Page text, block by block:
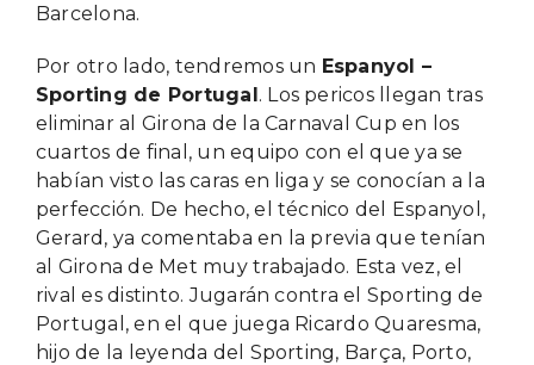
Barcelona.
Por otro lado, tendremos un Espanyol –
Sporting de Portugal. Los pericos llegan tras
eliminar al Girona de la Carnaval Cup en los
cuartos de final, un equipo con el que ya se
habían visto las caras en liga y se conocían a la
perfección. De hecho, el técnico del Espanyol,
Gerard, ya comentaba en la previa que tenían
al Girona de Met muy trabajado. Esta vez, el
rival es distinto. Jugarán contra el Sporting de
Portugal, en el que juega Ricardo Quaresma,
hijo de la leyenda del Sporting, Barça, Porto,